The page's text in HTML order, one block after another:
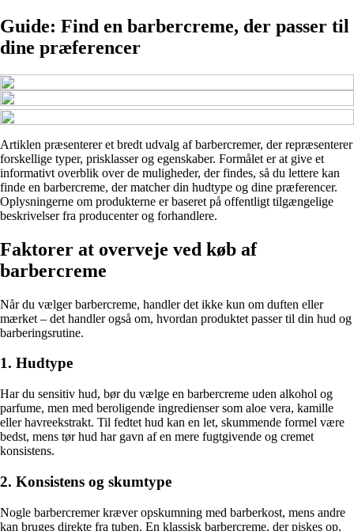
Guide: Find en barbercreme, der passer til
dine præferencer
Artiklen præsenterer et bredt udvalg af barbercremer, der repræsenterer
forskellige typer, prisklasser og egenskaber. Formålet er at give et
informativt overblik over de muligheder, der findes, så du lettere kan
finde en barbercreme, der matcher din hudtype og dine præferencer.
Oplysningerne om produkterne er baseret på offentligt tilgængelige
beskrivelser fra producenter og forhandlere.
Faktorer at overveje ved køb af
barbercreme
Når du vælger barbercreme, handler det ikke kun om duften eller
mærket – det handler også om, hvordan produktet passer til din hud og
barberingsrutine.
1. Hudtype
Har du sensitiv hud, bør du vælge en barbercreme uden alkohol og
parfume, men med beroligende ingredienser som aloe vera, kamille
eller havreekstrakt. Til fedtet hud kan en let, skummende formel være
bedst, mens tør hud har gavn af en mere fugtgivende og cremet
konsistens.
2. Konsistens og skumtype
Nogle barbercremer kræver opskumning med barberkost, mens andre
kan bruges direkte fra tuben. En klassisk barbercreme, der piskes op,